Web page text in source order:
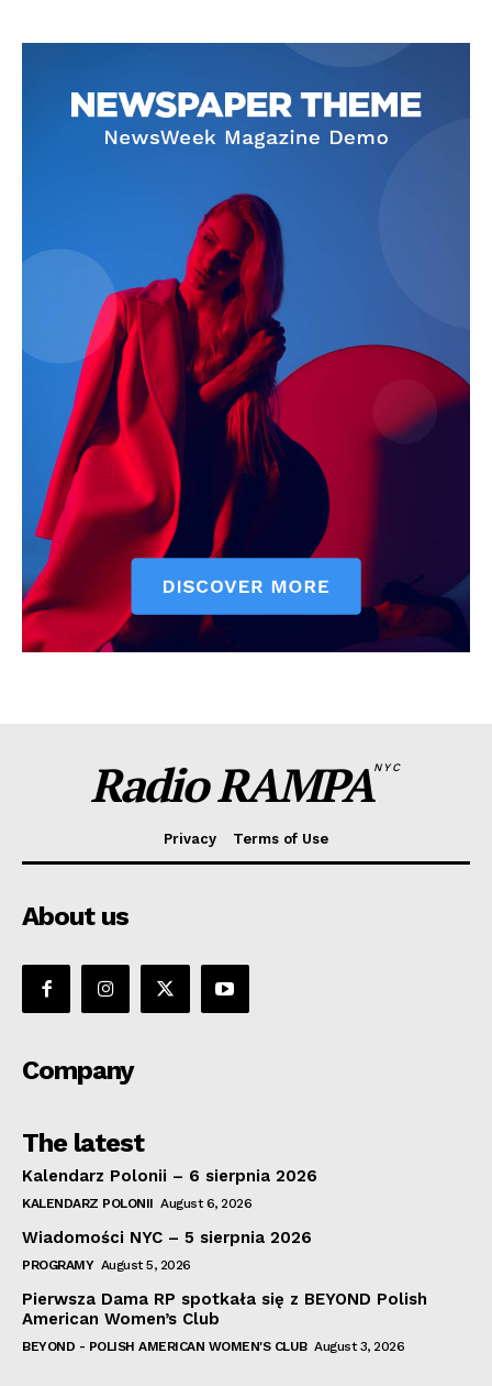
Radio RAMPANYC
Privacy Terms of Use
About us
Company
The latest
Kalendarz Polonii – 6 sierpnia 2026
KALENDARZ POLONII August 6, 2026
Wiadomości NYC – 5 sierpnia 2026
PROGRAMY August 5, 2026
Pierwsza Dama RP spotkała się z BEYOND Polish
American Women’s Club
BEYOND - POLISH AMERICAN WOMEN'S CLUB August 3, 2026